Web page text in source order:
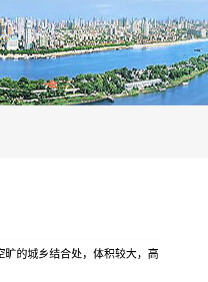
的城乡结合处，体积较大，高